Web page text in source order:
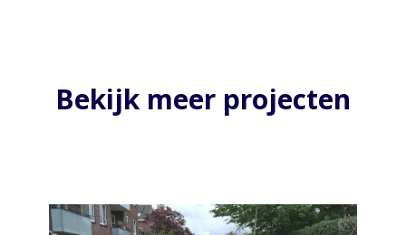
Bekijk meer projecten